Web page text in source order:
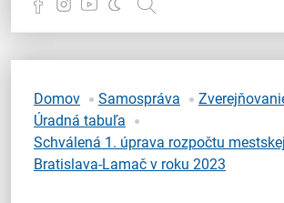
Samospráva
Miestny úrad
O Lamači
Domov Samospráva
Úradná tabuľa
Schválená 1. úprava rozpočtu
Bratislava-Lamač v roku 2023